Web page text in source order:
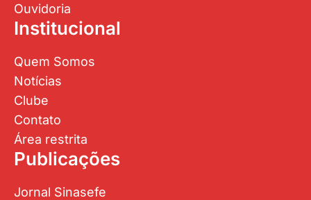
Ouvidoria
Institucional
Quem Somos
Notícias
Clube
Contato
Área restrita
Publicações
Jornal Sinasefe